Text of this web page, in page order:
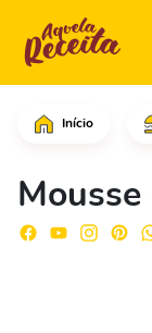
Início
Em uma